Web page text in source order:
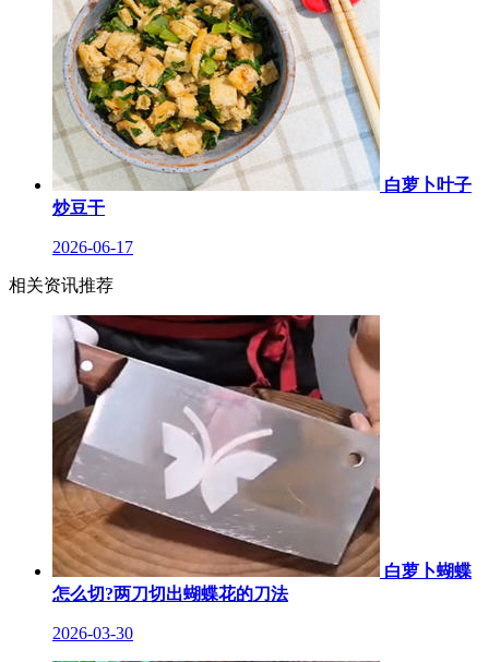
白萝卜叶子
炒豆干
2026-06-17
相关资讯推荐
白萝卜蝴蝶
怎么切?两刀切出蝴蝶花的刀法
2026-03-30